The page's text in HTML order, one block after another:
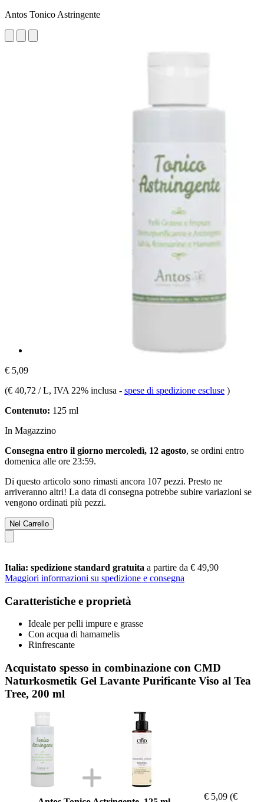
Antos Tonico Astringente
€ 5,09
(€ 40,72 / L, IVA 22% inclusa - spese di spedizione escluse )
Contenuto: 125 ml
In Magazzino
Consegna entro il giorno mercoledì, 12 agosto, se ordini entro
domenica alle ore 23:59.
Di questo articolo sono rimasti ancora 107 pezzi. Presto ne
arriveranno altri! La data di consegna potrebbe subire variazioni se
vengono ordinati più pezzi.
Nel Carrello
Italia: spedizione standard gratuita a partire da € 49,90
Maggiori informazioni su spedizione e consegna
Caratteristiche e proprietà
Ideale per pelli impure e grasse
Con acqua di hamamelis
Rinfrescante
Acquistato spesso in combinazione con CMD
Naturkosmetik Gel Lavante Purificante Viso al Tea
Tree, 200 ml
€ 5,09 (€